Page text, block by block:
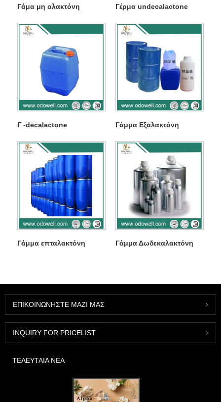
Γάμα μη αλακτόνη Γέρμα undecalactone
Γ -decalactone Γάμμα Εξαλακτόνη
Γάμμα επταλακτόνη Γάμμα Δωδεκαλακτόνη
ΕΠΙΚΟΙΝΩΝΉΣΤΕ ΜΑΖΊ ΜΑΣ
INQUIRY FOR PRICELIST
ΤΕΛΕΥΤΑΊΑ ΝΈΑ